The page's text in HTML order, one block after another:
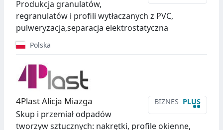
Produkcja granulatów,
regranulatów i profili wytłaczanych z PVC,
pulweryzacja,separacja elektrostatyczna
Polska
BIZNES PLUS
••
4Plast Alicja Miazga
Skup i przemiał odpadów
tworzyw sztucznych: nakrętki, profile okienne,